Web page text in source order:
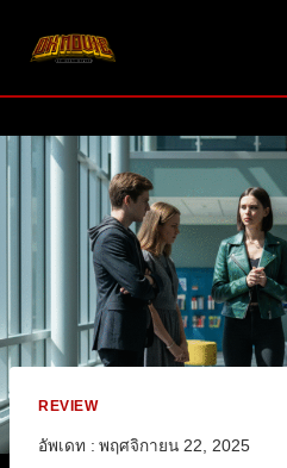
REVIEW
อัพเดท : พฤศจิกายน 22, 2025